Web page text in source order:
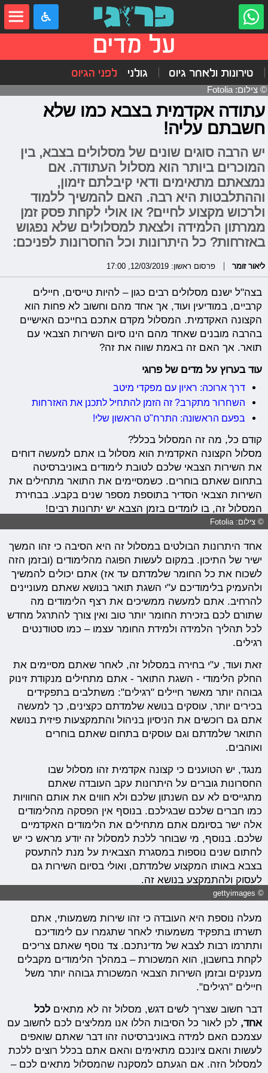
על מדים
טירונות ולאחר גיוס גולני לפני הגיוס
© צילום: Fotolia
עתודה אקדמית בצבא כמו שלא
חשבתם עליה!
יש הרבה סוגים שונים של מסלולים בצבא, בין
המוכרים ביותר הוא מסלול העתודה. אם
נמצאתם מתאימים ודאי קיבלתם זימון,
וההתלבטות היא רבה. האם להמשיך ללמוד
ולרכוש מקצוע לחיים? או אולי לקחת פסק זמן
ממרתון הלמידה ולצאת למסלולים שלא נפגוש
באזרחות? כל היתרונות וכל החסרונות לפניכם:
ליאור זומר פרסום ראשון: 12/03/2019, 17:00
בצה"ל ישנם מסלולים רבים כגון – להיות טייסים, חיילים
קרביים, במודיעין ועוד, אך אחד מהם וחשוב לא פחות הוא
הקצונה האקדמית. המסלול מקדם אתכם בחייכם האישיים
בהרבה מובנים שאחד מהם הינו סיום השירות הצבאי עם
תואר. אך האם זה באמת שווה את זה?
עוד בערוץ על מדים של פרוגי
דרך ארוכה: ראיון עם מפקדי מיטב
השחרור מתקרב? זה הזמן להתחיל לתכנן את האזרחות
בפעם הראשונה: התרח"ט הראשון שלי!
קודם כל, מה זה המסלול בכלל?
מסלול הקצונה האקדמית הוא מסלול בו אתם למעשה דוחים
את השירות הצבאי שלכם לטובת לימודים באוניברסיטה
בתחום שאתם בוחרים. כשמסיימים את התואר מתחילים את
השירות הצבאי הסדיר בתוספת מספר שנים בקבע. בבחירת
המסלול זה, בו לומדים בזמן הצבא יש יתרונות רבים!
© צילום: Fotolia
אחד היתרונות הבולטים במסלול זה היא הסיבה כי זהו המשך
ישיר של התיכון. במקום לעשות הפוגה מהלימודים (ובזמן הזה
לשכוח את כל החומר שלמדתם עד אז) אתם יכולים להמשיך
ולהעמיק בלימודיכם ע"י השגת תואר בנושא שאתם מעוניינים
להרחיב. אתם למעשה ממשיכים את רצף הלימודים מה
שתורם לכם בזכירת החומר יותר טוב ואין צורך להתרגל מחדש
לכל תהליך הלמידה ולמידת החומר עצמו – כמו סטודנטים
רגילים.
זאת ועוד, ע"י בחירה במסלול זה, לאחר שאתם מסיימים את
החלק הלימודי - השגת התואר - אתם מתחילים מנקודת זינוק
גבוהה יותר מאשר חיילים "רגילים": משתלבים בתפקידים
בכירים יותר, עוסקים בנושא שלמדתם כקצינים, כך למעשה
אתם גם רוכשים את הניסיון בניהול והתמקצעות פיזית בנושא
התואר שלמדתם וגם עוסקים בתחום שאתם בוחרים
ואוהבים.
מנגד, יש הטוענים כי קצונה אקדמית זהו מסלול שבו
החסרונות גוברים על היתרונות עקב העובדה שאתם
מתגייסים לא עם השנתון שלכם ולא חווים את אותם החוויות
כמו חברים שלכם שבגילכם. בנוסף אין הפסקה מהלימודים
אלה ישר בסיומם אתם מתחילים את הלימודים האקדמיים
שלכם. בנוסף, מי שבוחר ללכת למסלול זה יודע מראש כי יש
לחתום שנים נוספות במסגרת הצבאית על מנת להתעסק
בצבא באותו המקצוע שלמדתם, ואולי בסיום השירות גם
לעסוק ולהתמקצע בנושא זה.
© gettyimages
מעלה נוספת היא העובדה כי זהו שירות משמעותי, אתם
תשרתו בתפקיד משמעותי לאחר שתגמרו עם לימודיכם
ותתרמו רבות לצבא של מדינתכם. צד נוסף שאתם צריכים
לקחת בחשבון, הוא המשכורת – במהלך הלימודים מקבלים
מענקים ובזמן השירות הצבאי המשכורת גבוהה יותר משל
חיילים "רגילים".
דבר חשוב שצריך לשים דגש, מסלול זה לא מתאיםלכל
אחד,לכן לאור כל הסיבות הללו אנו ממליצים לכם לחשוב עם
עצמכם האם למידה באוניברסיטה זהו דבר שאתם שואפים
לעשות והאם ציונכם מתאימים והאם אתם בכלל רוצים ללכת
למסלול הזה. אם הגעתם למסקנה שהמסלול מתאים לכם –